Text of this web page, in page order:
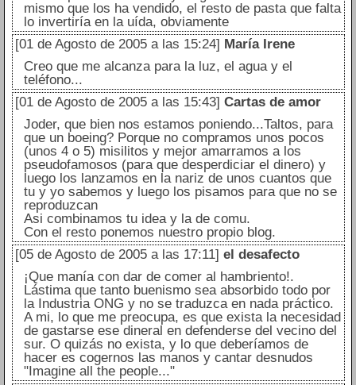
mismo que los ha vendido, el resto de pasta que falta
lo invertiría en la uída, obviamente
[01 de Agosto de 2005 a las 15:24] María Irene
Creo que me alcanza para la luz, el agua y el
teléfono...
[01 de Agosto de 2005 a las 15:43] Cartas de amor
Joder, que bien nos estamos poniendo...Taltos, para
que un boeing? Porque no compramos unos pocos
(unos 4 o 5) misilitos y mejor amarramos a los
pseudofamosos (para que desperdiciar el dinero) y
luego los lanzamos en la nariz de unos cuantos que
tu y yo sabemos y luego los pisamos para que no se
reproduzcan
Asi combinamos tu idea y la de comu.
Con el resto ponemos nuestro propio blog.
[05 de Agosto de 2005 a las 17:11] el desafecto
¡Que manía con dar de comer al hambriento!.
Lástima que tanto buenismo sea absorbido todo por
la Industria ONG y no se traduzca en nada práctico.
A mi, lo que me preocupa, es que exista la necesidad
de gastarse ese dineral en defenderse del vecino del
sur. O quizás no exista, y lo que deberíamos de
hacer es cogernos las manos y cantar desnudos
"Imagine all the people..."